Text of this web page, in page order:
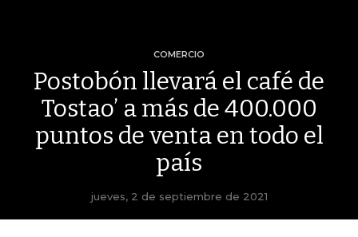
COMERCIO
Postobón llevará el café de
Tostao’ a más de 400.000
puntos de venta en todo el
país
jueves, 2 de septiembre de 2021